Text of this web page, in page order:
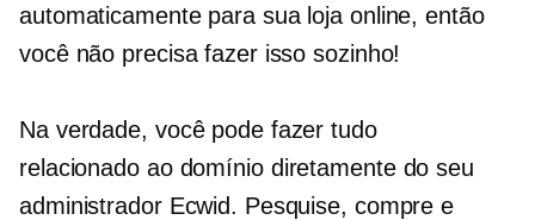
automaticamente para sua loja online, então
você não precisa fazer isso sozinho!
Na verdade, você pode fazer tudo
relacionado ao domíniodiretamente do seu
administrador Ecwid. Pesquise, compre e